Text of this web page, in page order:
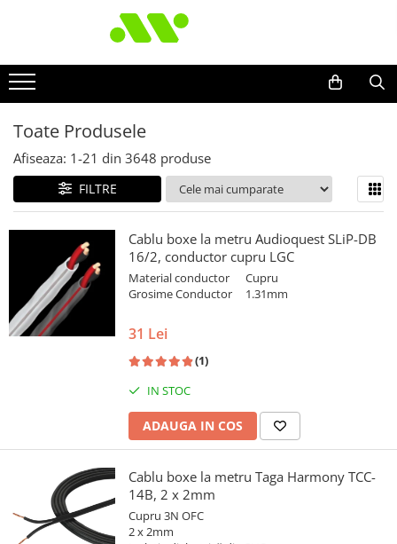
Toate Produsele
Afiseaza: 1-21 din 3648 produse
FILTRE
Cablu boxe la metru Audioquest SLiP-DB
16/2, conductor cupru LGC
Material conductor
Cupru
Grosime Conductor 1.31mm
31 Lei
(1)
IN STOC
ADAUGA IN COS
Cablu boxe la metru Taga Harmony TCC-
14B, 2 x 2mm
Cupru 3N OFC
2 x 2mm